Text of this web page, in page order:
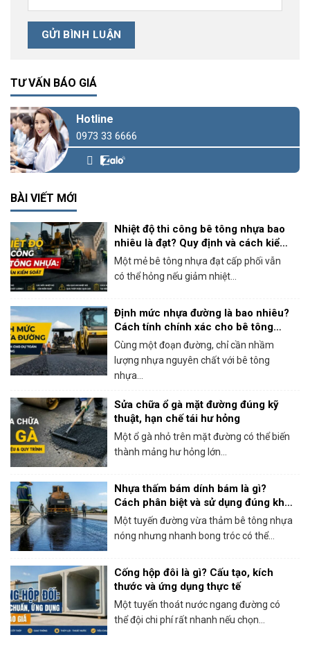
TƯ VẤN BÁO GIÁ
Hotline
0973 33 6666
BÀI VIẾT MỚI
Nhiệt độ thi công bê tông nhựa bao
nhiêu là đạt? Quy định và cách kiểm
soát thực tế
Một mẻ bê tông nhựa đạt cấp phối vẫn
có thể hỏng nếu giảm nhiệt...
Định mức nhựa đường là bao nhiêu?
Cách tính chính xác cho bê tông
nhựa nóng
Cùng một đoạn đường, chỉ cần nhầm
lượng nhựa nguyên chất với bê tông
nhựa...
Sửa chữa ổ gà mặt đường đúng kỹ
thuật, hạn chế tái hư hỏng
Một ổ gà nhỏ trên mặt đường có thể biến
thành mảng hư hỏng lớn...
Nhựa thấm bám dính bám là gì?
Cách phân biệt và sử dụng đúng khi
thi công bê tông nhựa
Một tuyến đường vừa thảm bê tông nhựa
nóng nhưng nhanh bong tróc có thể...
Cống hộp đôi là gì? Cấu tạo, kích
thước và ứng dụng thực tế
Một tuyến thoát nước ngang đường có
thể đội chi phí rất nhanh nếu chọn...